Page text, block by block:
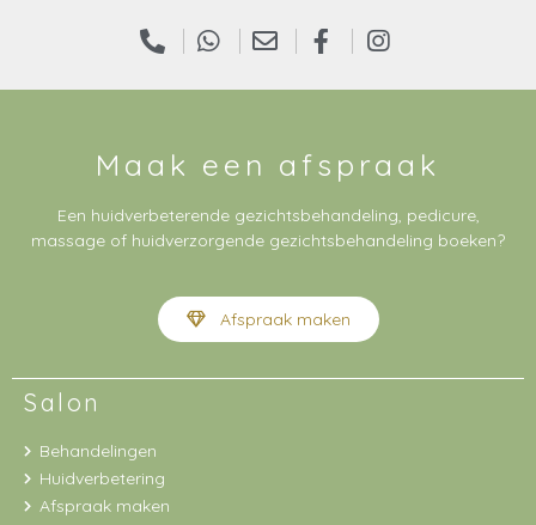
Maak een afspraak
Een huidverbeterende gezichtsbehandeling, pedicure,
massage of huidverzorgende gezichtsbehandeling boeken?
Afspraak maken
Salon
Behandelingen
Huidverbetering
Afspraak maken